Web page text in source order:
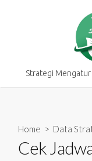
Strategi
Home > Data
Cek